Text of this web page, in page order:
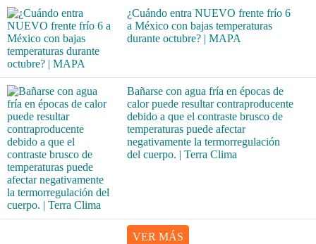
¿Cuándo entra NUEVO frente frío 6
a México con bajas temperaturas
durante octubre? | MAPA
Bañarse con agua fría en épocas de
calor puede resultar contraproducente
debido a que el contraste brusco de
temperaturas puede afectar
negativamente la termorregulación
del cuerpo. | Terra Clima
VER MÁS